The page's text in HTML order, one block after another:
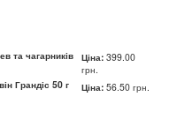
та чагарників
Ціна: 399.00
грн.
Грандіс 50 г
Ціна: 56.50 грн.